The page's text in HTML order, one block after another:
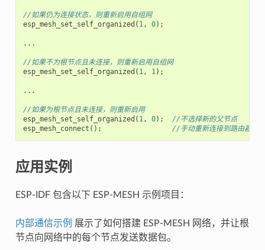
//如果仍为连接状态，则重新启用自组网
esp_mesh_set_self_organized ( 1, 0);
...
//如果不为根节点且未连接，则重新启用自组网
esp_mesh_set_self_organized ( 1, 1);
...
//如果为根节点且未连接，则重新启用
esp_mesh_set_self_organized ( 1, 0);
//不选择新的父节点
esp_mesh_connect (); //手动重新连接到路由器
应用实例
ESP-IDF 包含以下 ESP-MESH 示例项目：
内部通信示例 展示了如何搭建 ESP-MESH 网络，并让根
节点向网络中的每个节点发送数据包。